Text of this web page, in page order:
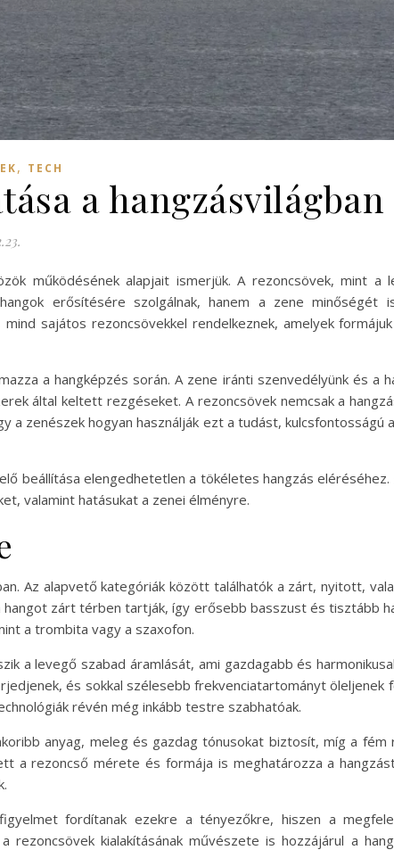
, TECH
a hangzásvilágban
működésének alapjait ismerjük. A rezoncsövek, mint a
erősítésére szolgálnak, hanem a zene minőségét
sajátos rezoncsövekkel rendelkeznek, amelyek
a hangképzés során. A zene iránti szenvedélyünk és a
által keltett rezgéseket. A rezoncsövek nemcsak a
a zenészek hogyan használják ezt a tudást, kulcsfontosságú
beállítása elengedhetetlen a tökéletes hangzás
valamint hatásukat a zenei élményre.
Az alapvető kategóriák között találhatók a zárt, nyitott,
zárt térben tartják, így erősebb basszust és tisztább
a trombita vagy a szaxofon.
a levegő szabad áramlását, ami gazdagabb és
és sokkal szélesebb frekvenciatartományt öleljenek
révén még inkább testre szabhatóak.
anyag, meleg és gazdag tónusokat biztosít, míg a fém
a rezoncső mérete és formája is meghatározza a
fordítanak ezekre a tényezőkre, hiszen a
kialakításának művészete is hozzájárul a